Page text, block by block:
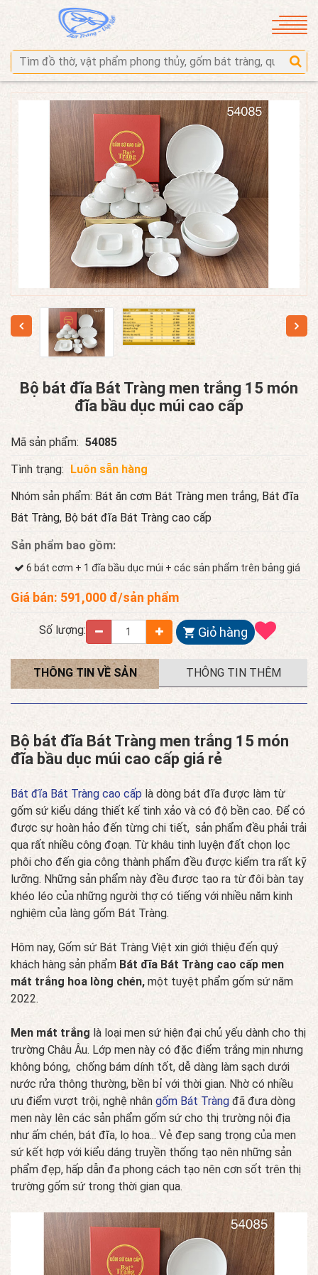
Bộ bát đĩa Bát Tràng men trắng 15 món
đĩa bầu dục múi cao cấp
Mã sản phẩm: 54085
Tình trạng: Luôn sẵn hàng
Nhóm sản phẩm: Bát ăn cơm Bát Tràng men trắng, Bát đĩa
Bát Tràng, Bộ bát đĩa Bát Tràng cao cấp
Sản phẩm bao gồm:
6 bát cơm + 1 đĩa bầu dục múi + các sản phẩm trên bảng giá
Giá bán: 591,000 đ/sản phẩm
Số lượng: Giỏ hàng
THÔNG TIN VỀ SẢN
PHẨM
THÔNG TIN THÊM
Bộ bát đĩa Bát Tràng men trắng 15 món
đĩa bầu dục múi cao cấp giá rẻ
Bát đĩa Bát Tràng cao cấp là dòng bát đĩa được làm từ
gốm sứ kiểu dáng thiết kế tinh xảo và có độ bền cao. Để có
được sự hoàn hảo đến từng chi tiết, sản phẩm đều phải trải
qua rất nhiều công đoạn. Từ khâu tinh luyện đất chọn lọc
phôi cho đến gia công thành phẩm đều được kiểm tra rất kỹ
lưỡng. Những sản phẩm này đều được tạo ra từ đôi bàn tay
khéo léo của những người thợ có tiếng với nhiều năm kinh
nghiệm của làng gốm Bát Tràng.
Hôm nay, Gốm sứ Bát Tràng Việt xin giới thiệu đến quý
khách hàng sản phẩm Bát đĩa Bát Tràng cao cấp men
mát trắng hoa lòng chén, một tuyệt phẩm gốm sứ năm
2022.
Men mát trắng là loại men sứ hiện đại chủ yếu dành cho thị
trường Châu Âu. Lớp men này có đặc điểm trắng mịn nhưng
không bóng, chống bám dính tốt, dễ dàng làm sạch dưới
nước rửa thông thường, bền bỉ với thời gian. Nhờ có nhiều
ưu điểm vượt trội, nghệ nhân gốm Bát Tràng đã đưa dòng
men này lên các sản phẩm gốm sứ cho thị trường nội địa
như ấm chén, bát đĩa, lọ hoa... Vẻ đep sang trọng của men
sứ kết hợp với kiểu dáng truyền thống tạo nên những sản
phẩm đẹp, hấp dẫn đa phong cách tạo nên cơn sốt trên thị
trường gốm sứ trong thời gian qua.